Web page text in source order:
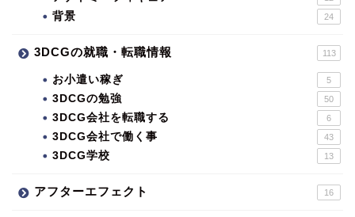
背景 24
3DCGの就職・転職情報 113
お小遣い稼ぎ 5
3DCGの勉強 50
3DCG会社を転職する 6
3DCG会社で働く事 43
3DCG学校 13
アフターエフェクト 16